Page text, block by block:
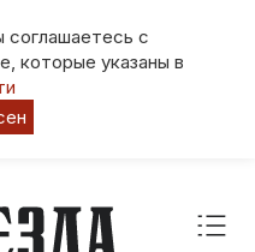
соглашаетесь с
которые указаны в